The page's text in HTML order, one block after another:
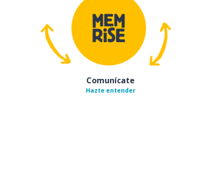
Comunícate
Hazte entender